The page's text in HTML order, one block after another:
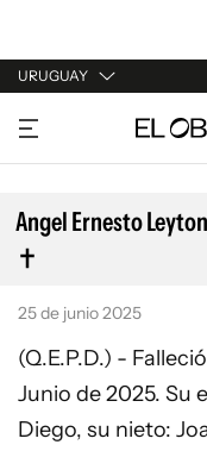
URUGUAY
URUGUAY
ARGENTINA
ESPAÑA
ESTADOS UNIDOS
Angel Ernesto
25 de junio 2025
(Q.E.P.D.) -
Junio de 2025. Su
Diego, su nieto: